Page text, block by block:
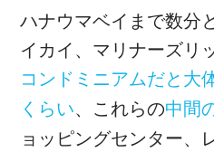
ハナウマベイまで数分
イカイ、マリナーズリ
コンドミニアムだと大
くらい、これらの中間
ョッピングセンター、